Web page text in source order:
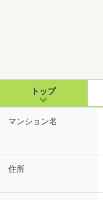
トップ
マンション名
住所